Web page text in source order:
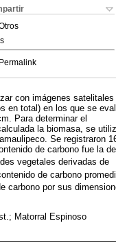
Permalink
con imágenes satelitales
en total) en los que se
Para determinar el
la biomasa, se
Se registraron
de carbono fue la de
vegetales derivadas de
de carbono
carbono por sus
Matorral Espinoso